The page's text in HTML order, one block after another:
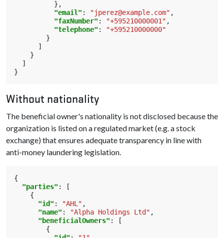
},
"email" : "jperez@example.com" ,
"faxNumber" : "+595210000001" ,
"telephone" :
"+595210000000"
}
]
}
]
}
Without nationality
The beneficial owner's nationality is not disclosed because the
organization is listed on a regulated market (e.g. a stock
exchange) that ensures adequate transparency in line with
anti-money laundering legislation.
{
"parties" :
[
{
"id" : "AHL" ,
"name" : "Alpha Holdings Ltd" ,
"beneficialOwners" :
[
{